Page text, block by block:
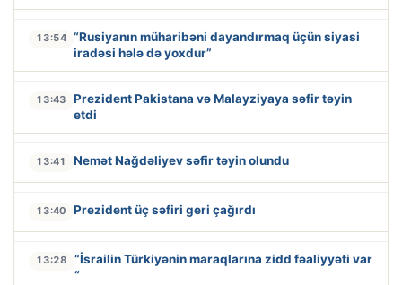
13:54 “Rusiyanın müharibəni dayandırmaq üçün siyasi
iradəsi hələ də yoxdur”
13:43
Prezident Pakistana və Malayziyaya səfir təyin
etdi
13:41 Nemət Nağdəliyev səfir təyin olundu
13:40 Prezident üç səfiri geri çağırdı
13:28
“İsrailin Türkiyənin maraqlarına zidd fəaliyyəti var
“